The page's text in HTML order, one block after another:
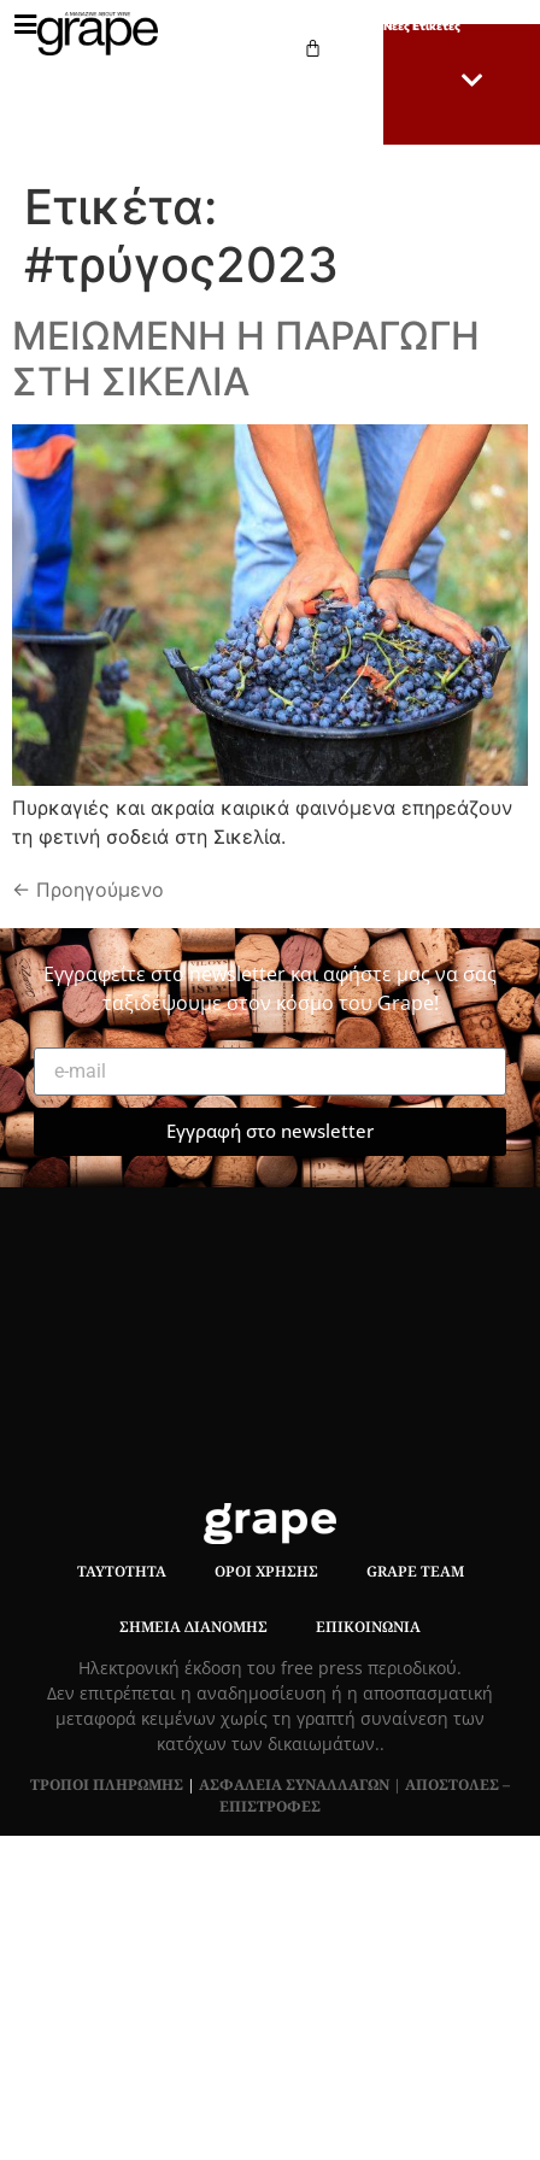
Νέες Ετικέτες
Ετικέτα:
#τρύγος2023
ΜΕΙΩΜΕΝΗ Η ΠΑΡΑΓΩΓΗ
ΣΤΗ ΣΙΚΕΛΙΑ
Πυρκαγιές και ακραία καιρικά φαινόμενα επηρεάζουν
τη φετινή σοδειά στη Σικελία.
← Προηγούμενο
Εγγραφείτε στο newsletter και αφήστε μας να σας
ταξιδέψουμε στον κόσμο του Grape!
Εγγραφή στο newsletter
ΤΑΥΤΌΤΗΤΑ ΌΡΟΙ ΧΡΉΣΗΣ GRAPE TEAM
ΣΗΜΕΊΑ ΔΙΑΝΟΜΉΣ ΕΠΙΚΟΙΝΩΝΊΑ
Hλεκτρονική έκδοση του free press περιοδικού.
Δεν επιτρέπεται η αναδημοσίευση ή η αποσπασματική
μεταφορά κειμένων χωρίς τη γραπτή συναίνεση των
κατόχων των δικαιωμάτων..
ΤΡΟΠΟΙ ΠΛΗΡΩΜΗΣ | ΑΣΦΑΛΕΙΑ ΣΥΝΑΛΛΑΓΩΝ | ΑΠΟΣΤΟΛΕΣ –
ΕΠΙΣΤΡΟΦΕΣ